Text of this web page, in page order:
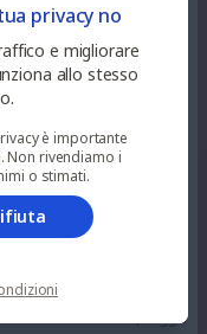
pioggia
nuvoloso
soleggiato
pioggia
privacy no
e migliorare
allo stesso
è importante
Non rivendiamo i
o stimati.